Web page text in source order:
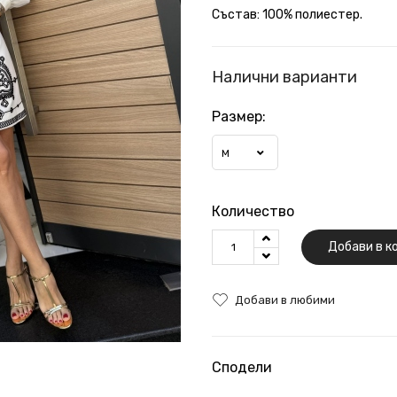
Състав: 100% полиестер.
Налични варианти
Размер:
M
Количество
Добави в
Добави в любими
Сподели